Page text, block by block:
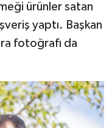
ürünler satan
yaptı. Başkan
fotoğrafı da